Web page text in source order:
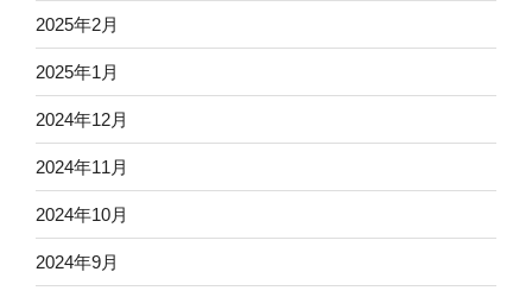
2025年2月
2025年1月
2024年12月
2024年11月
2024年10月
2024年9月